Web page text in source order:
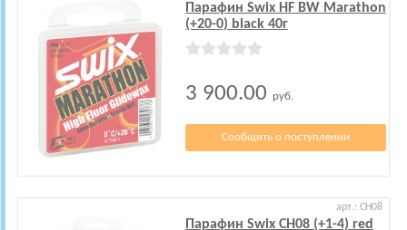
Парафин Swix HF BW Marathon
(+20-0) black 40г
3 900.00 руб.
Сообщить о поступлении
арт.: CH08
Парафин Swix CH08 (+1-4) red